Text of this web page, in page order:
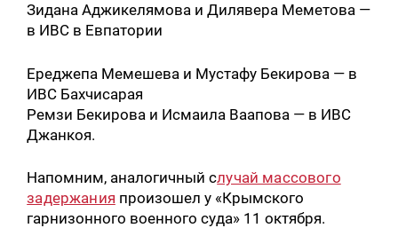
Зидана Аджикелямова и Дилявера Меметова —
в ИВС в Евпатории
Ереджепа Мемешева и Мустафу Бекирова — в
ИВС Бахчисарая
Ремзи Бекирова и Исмаила Ваапова — в ИВС
Джанкоя.
Напомним, аналогичный случай массового
задержания произошел у «Крымского
гарнизонного военного суда» 11 октября.